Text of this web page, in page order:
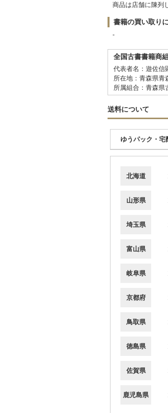
商品は店舗に陳列
書籍の買い取り
-
全国古書書籍商
代表者名：遊佐信
所在地：青森県青
所属組合：青森県
送料について
ゆうパック・宅
北海道
山形県
埼玉県
富山県
岐阜県
京都府
鳥取県
徳島県
佐賀県
鹿児島県